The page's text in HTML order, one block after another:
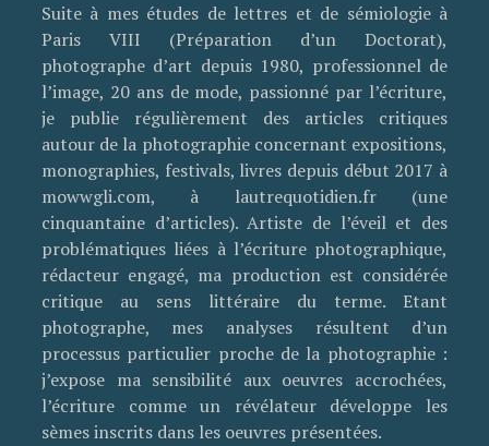
Suite à mes études de lettres et de sémiologie à
Paris VIII (Préparation d’un Doctorat),
photographe d’art depuis 1980, professionnel de
l’image, 20 ans de mode, passionné par l’écriture,
je publie régulièrement des articles critiques
autour de la photographie concernant expositions,
monographies, festivals, livres depuis début 2017 à
mowwgli.com, à lautrequotidien.fr (une
cinquantaine d’articles). Artiste de l’éveil et des
problématiques liées à l’écriture photographique,
rédacteur engagé, ma production est considérée
critique au sens littéraire du terme. Etant
photographe, mes analyses résultent d’un
processus particulier proche de la photographie :
j’expose ma sensibilité aux oeuvres accrochées,
l’écriture comme un révélateur développe les
sèmes inscrits dans les oeuvres présentées.